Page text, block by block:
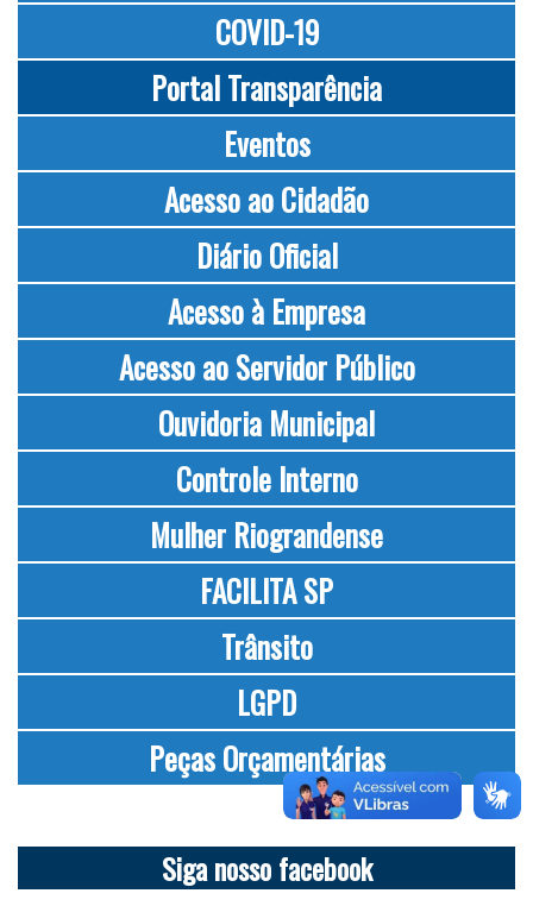
COVID-19
Portal Transparência
Eventos
Acesso ao Cidadão
Diário Oficial
Acesso à Empresa
Acesso ao Servidor Público
Ouvidoria Municipal
Controle Interno
Mulher Riograndense
FACILITA SP
Trânsito
LGPD
Peças Orçamentárias
Siga nosso facebook